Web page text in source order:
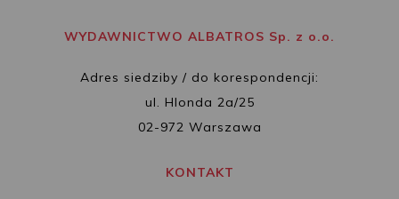
WYDAWNICTWO ALBATROS Sp. z o.o.
Adres siedziby / do korespondencji:
ul. Hlonda 2a/25
02-972 Warszawa
KONTAKT